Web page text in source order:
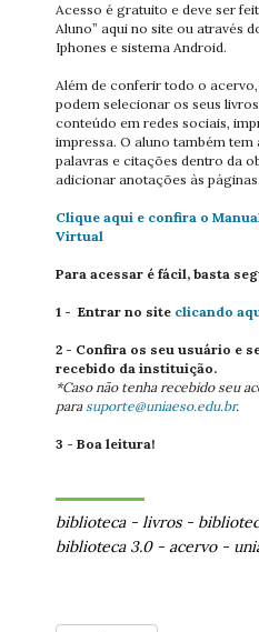
Acesso é gratuito e deve ser
Aluno” aqui no site ou através
Iphones e sistema Android.
Além de conferir todo o
podem selecionar os seus
conteúdo em redes sociais,
impressa. O aluno também tem
palavras e citações dentro da
adicionar anotações às páginas.
Clique aqui e confira o
Virtual
Para acessar é fácil, basta
1 - Entrar no site clicando
2 - Confira os seu usuário e
recebido da instituição.
*Caso não tenha recebido seu
parasuporte@uniaeso.edu.br.
3 - Boa leitura!
biblioteca- livros-
biblioteca 3.0- acervo-